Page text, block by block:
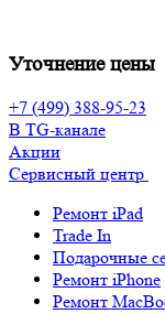
Уточнение цены
+7 (499) 388-95-23
В TG-канале
Акции
Сервисный центр
Ремонт iPad
Trade In
Подарочные
Ремонт iPhone
Ремонт